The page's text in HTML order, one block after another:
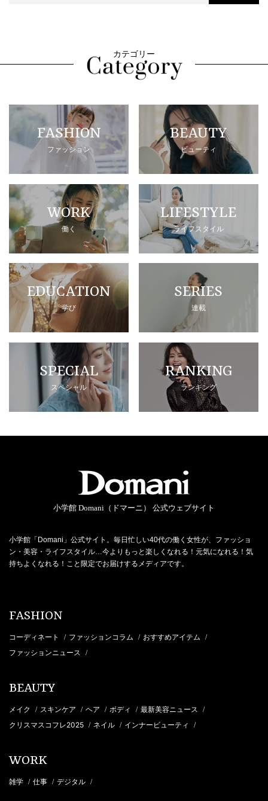
カテゴリー
FASHION
ファッション
BEAUTY
ビューティ
WORK
働く
LIFESTYLE
ライフスタイル
EDUCATION
学び
SERIES
連載
SPECIAL
スペシャル
RANKING
ランキング
小学館 Domani（ドマーニ） 公式ウェブサイト
小学館「Domani」公式サイト。毎日忙しい40代の働く女性が、ファッショ
ン・美容・ライフスタイル…今よりもっと楽しくなれる！元気になれる！気
持ちよくなれる！こと限定でお届けするメディアです。
FASHION
コーディネート / ファッションコラム / おすすめアイテム /
ファッションニュース /
BEAUTY
メイク / スキンケア / ヘア / ボディ / 最新美容ニュース /
クリスマスコフレ2025 / ネイル / インナービューティ /
WORK
雑学 / 仕事 / デジタル /